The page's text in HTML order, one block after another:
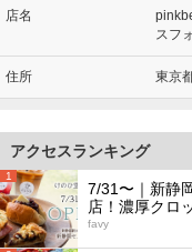
店名
スフ
住所 東京
アクセスランキング
1
7/31〜｜新静
店！濃厚クロ
favy